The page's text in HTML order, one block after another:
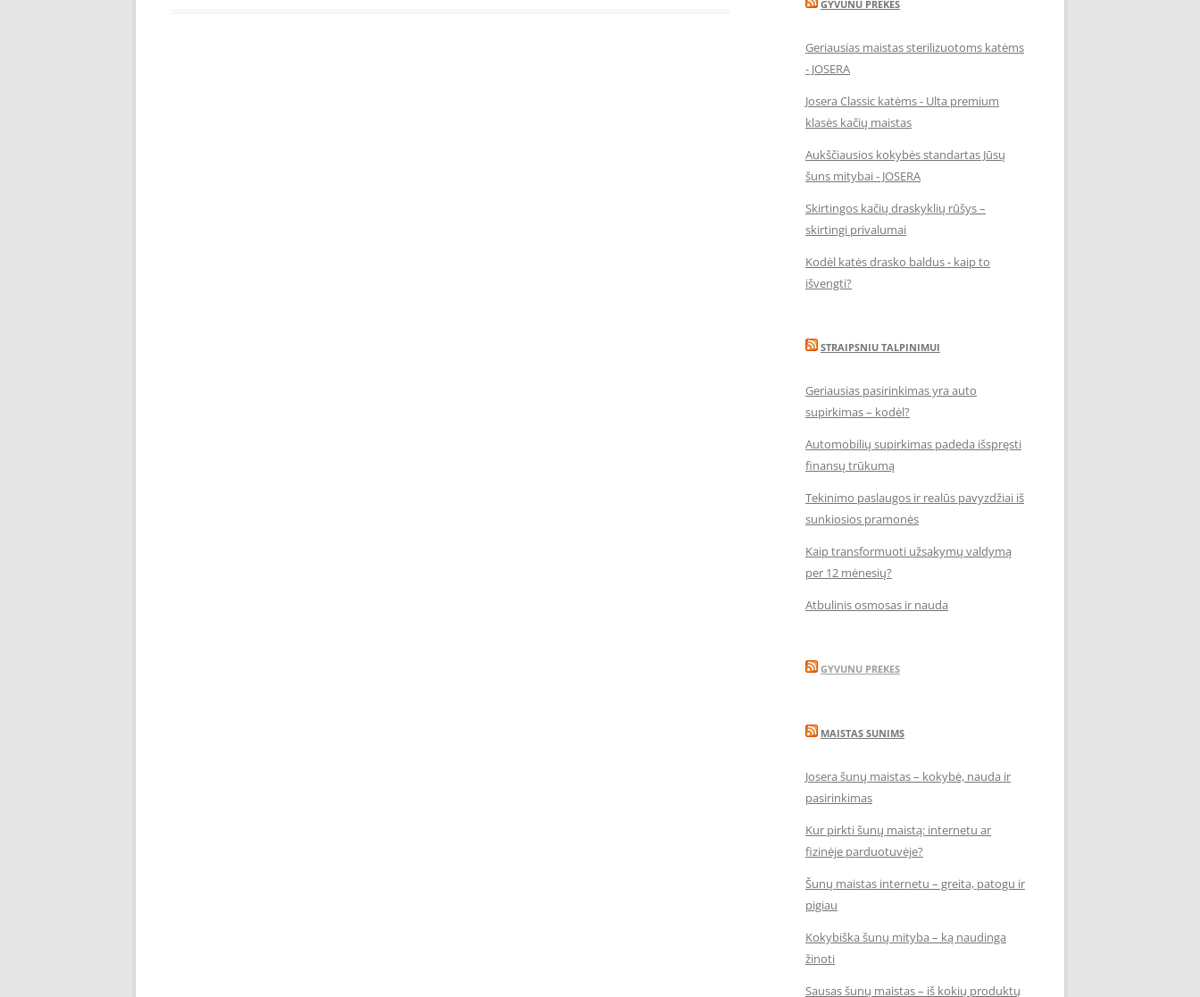
GYVUNU PREKES
Geriausias maistas sterilizuotoms katėms
- JOSERA
Josera Classic katėms - Ulta premium
klasės kačių maistas
Aukščiausios kokybės standartas Jūsų
šuns mitybai - JOSERA
Skirtingos kačių draskyklių rūšys –
skirtingi privalumai
Kodėl katės drasko baldus - kaip to
išvengti?
STRAIPSNIU TALPINIMUI
Geriausias pasirinkimas yra auto
supirkimas – kodėl?
Automobilių supirkimas padeda išspręsti
finansų trūkumą
Tekinimo paslaugos ir realūs pavyzdžiai iš
sunkiosios pramonės
Kaip transformuoti užsakymų valdymą
per 12 mėnesių?
Atbulinis osmosas ir nauda
GYVUNU PREKES
MAISTAS SUNIMS
Josera šunų maistas – kokybė, nauda ir
pasirinkimas
Kur pirkti šunų maistą: internetu ar
fizinėje parduotuvėje?
Šunų maistas internetu – greita, patogu ir
pigiau
Kokybiška šunų mityba – ką naudinga
žinoti
Sausas šunų maistas – iš kokių produktų